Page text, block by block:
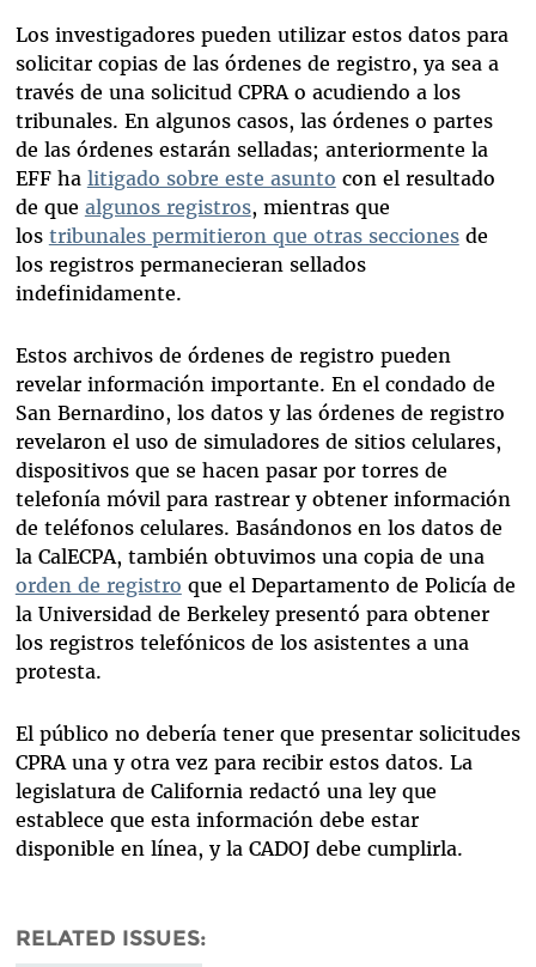
Los investigadores pueden utilizar estos datos para
solicitar copias de las órdenes de registro, ya sea a
través de una solicitud CPRA o acudiendo a los
tribunales. En algunos casos, las órdenes o partes
de las órdenes estarán selladas; anteriormente la
EFF ha litigado sobre este asunto con el resultado
de que algunos registros, mientras que
los tribunales permitieron que otras seccionesde
los registros permanecieran sellados
indefinidamente.
Estos archivos de órdenes de registro pueden
revelar información importante. En el condado de
San Bernardino, los datos y las órdenes de registro
revelaron el uso de simuladores de sitios celulares,
dispositivos que se hacen pasar por torres de
telefonía móvil para rastrear y obtener información
de teléfonos celulares. Basándonos en los datos de
la CalECPA, también obtuvimos una copia de una
orden de registro que el Departamento de Policía de
la Universidad de Berkeley presentó para obtener
los registros telefónicos de los asistentes a una
protesta.
El público no debería tener que presentar solicitudes
CPRA una y otra vez para recibir estos datos. La
legislatura de California redactó una ley que
establece que esta información debe estar
disponible en línea, y la CADOJ debe cumplirla.
RELATED ISSUES